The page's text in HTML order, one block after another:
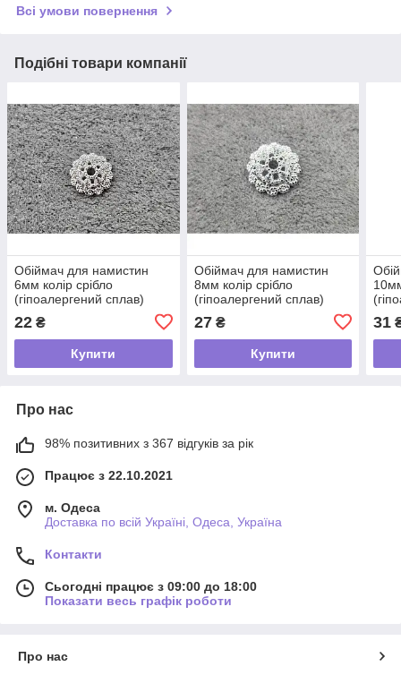
Всі умови повернення
Подібні товари компанії
Обіймач для намистин
6мм колір срібло
(гіпоалергений сплав)
22 ₴
Купити
Обіймач для намистин
8мм колір срібло
(гіпоалергений сплав)
27₴
Купити
31
Про нас
98% позитивних з 367 відгуків за рік
Працює з 22.10.2021
м. Одеса
Доставка по всій Україні, Одеса, Україна
Контакти
Сьогодні працює з 09:00 до 18:00
Показати весь графік роботи
Про нас